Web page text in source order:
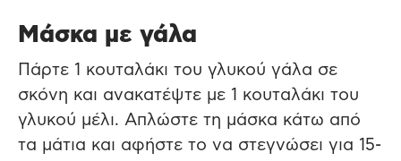
Μάσκα με γάλα
Πάρτε 1 κουταλάκι του γλυκού γάλα σε
σκόνη και ανακατέψτε με 1 κουταλάκι του
γλυκού μέλι. Απλώστε τη μάσκα κάτω από
τα μάτια και αφήστε το να στεγνώσει για 15-